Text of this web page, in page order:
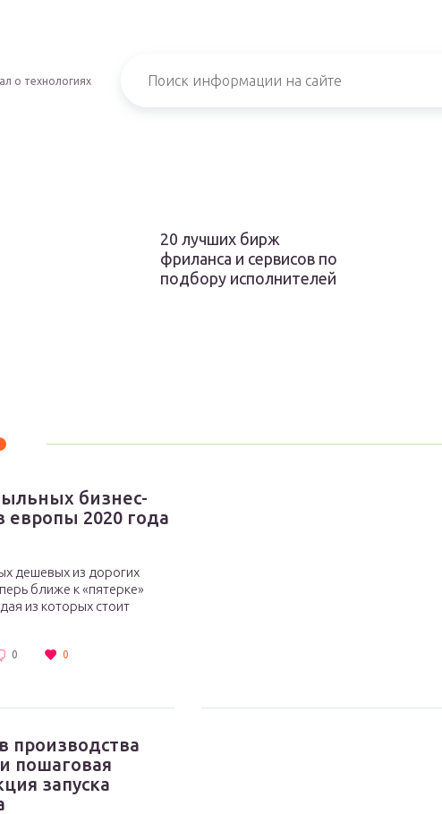
о технологиях
20 лучших бирж
фриланса и сервисов по
подбору исполнителей
бизнес-
европы 2020 года
дешевых из дорогих
ближе к «пятерке»
из которых стоит
0 0
производства
пошаговая
запуска